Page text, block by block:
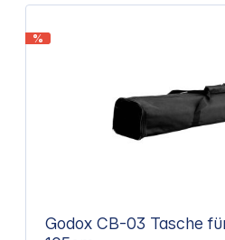
%
Godox CB-03 Tasche für Leuchtenstativ